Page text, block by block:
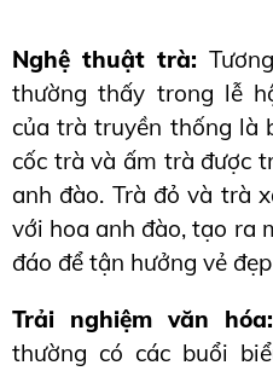
Nghệ thuật trà:
thường thấy trong lễ
của trà truyền thống là
cốc trà và ấm trà được
anh đào. Trà đỏ và trà
với hoa anh đào, tạo ra
đáo để tận hưởng vẻ
Trải nghiệm văn hóa:
thường có các buổi